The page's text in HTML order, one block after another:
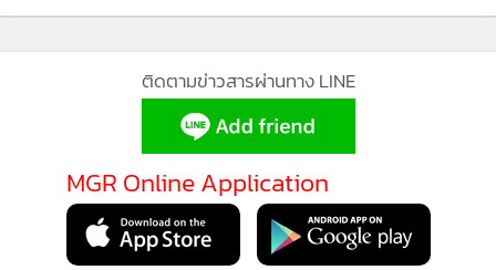
สำหรับเรื่องเงินเยียวยาไม่ต้องเข้า ครม.แล้ว เนื่องจากว่าเงิน
เยียวยาจะเป็นส่วนของกระทรวงฯ ที่จะดำเนินการ คือในส่วนของ
องค์การขนส่งมวลชนกรุงเทพ (ขสมก.) และการรถไฟแห่ง